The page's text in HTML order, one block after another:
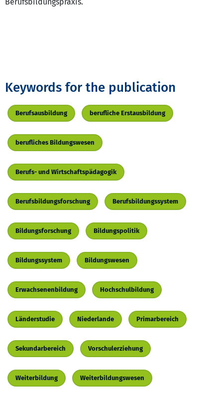
Keywords for the publication
Berufsausbildung berufliche Erstausbildung
berufliches Bildungswesen
Berufs- und Wirtschaftspädagogik
Berufsbildungsforschung Berufsbildungssystem
Bildungsforschung Bildungspolitik
Bildungssystem Bildungswesen
Erwachsenenbildung Hochschulbildung
Länderstudie Niederlande Primarbereich
Sekundarbereich Vorschulerziehung
Weiterbildung Weiterbildungswesen